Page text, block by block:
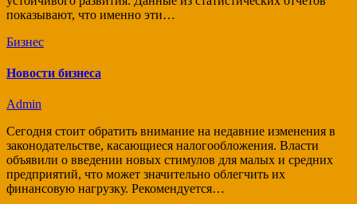
показывают, что именно эти…
Бизнес
Новости бизнеса
Admin
Сегодня стоит обратить внимание на недавние изменения в
законодательстве, касающиеся налогообложения. Власти
объявили о введении новых стимулов для малых и средних
предприятий, что может значительно облегчить их
финансовую нагрузку. Рекомендуется…